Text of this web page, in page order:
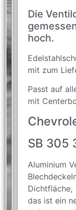
Die
hoch.
mit zum
Passt auf
mit
SB 305
Aluminium
Dichtfläche,
das ist ein